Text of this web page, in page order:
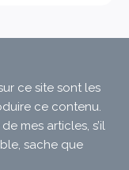
ce site sont les
ce contenu.
mes articles, s’il
sache que